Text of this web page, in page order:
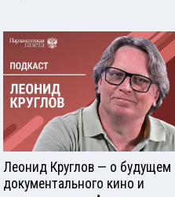
Леонид Круглов — о будущем
документального кино и